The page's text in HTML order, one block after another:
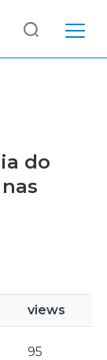
do
views
95